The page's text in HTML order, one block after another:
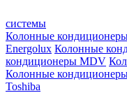
системы
Колонные
Energolux Колонные
кондиционеры MDV
Колонные
Toshiba